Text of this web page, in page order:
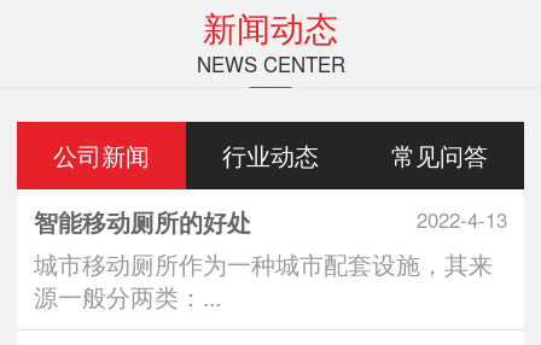
新闻动态
NEWS CENTER
公司新闻 行业动态 常见问答
2022-4-13
智能移动厕所的好处
城市移动厕所作为一种城市配套设施，其来
源一般分两类：...